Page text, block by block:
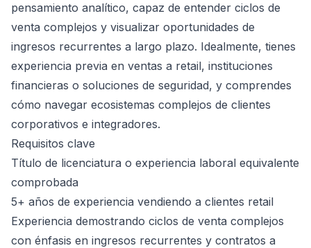
pensamiento analítico, capaz de entender ciclos de
venta complejos y visualizar oportunidades de
ingresos recurrentes a largo plazo. Idealmente, tienes
experiencia previa en ventas a retail, instituciones
financieras o soluciones de seguridad, y comprendes
cómo navegar ecosistemas complejos de clientes
corporativos e integradores.
Requisitos clave
Título de licenciatura o experiencia laboral equivalente
comprobada
5+ años de experiencia vendiendo a clientes retail
Experiencia demostrando ciclos de venta complejos
con énfasis en ingresos recurrentes y contratos a